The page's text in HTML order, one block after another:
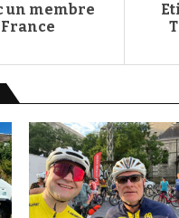
un membre
France